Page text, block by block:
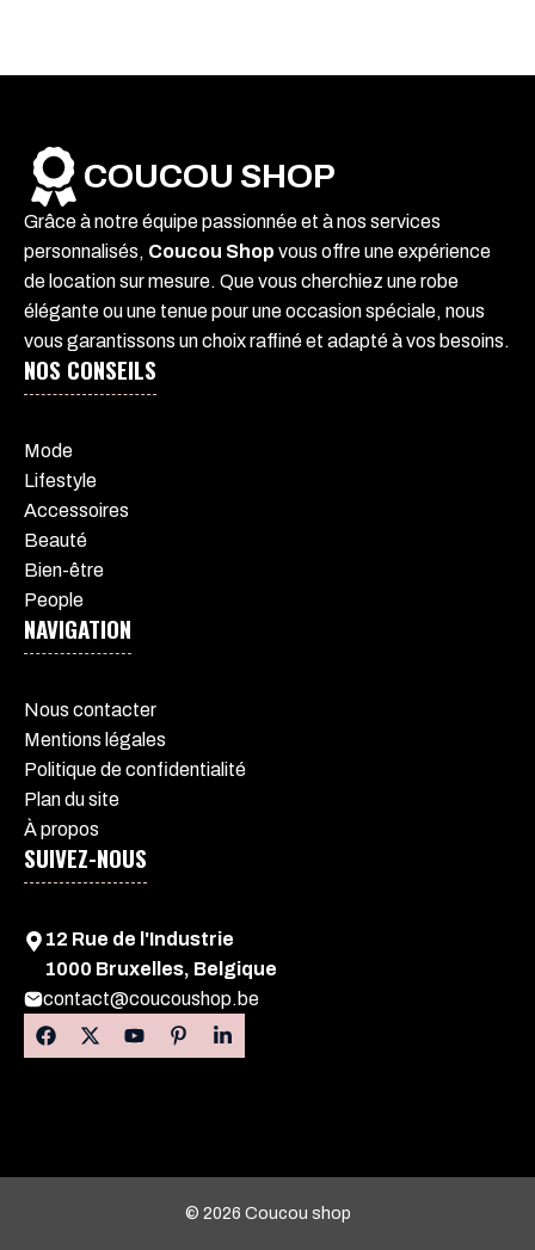
COUCOU SHOP
Grâce à notre équipe passionnée et à nos services
personnalisés, Coucou Shop vous offre une expérience
de location sur mesure. Que vous cherchiez une robe
élégante ou une tenue pour une occasion spéciale, nous
vous garantissons un choix raffiné et adapté à vos besoins.
NOS CONSEILS
Mode
Lifestyle
Accessoires
Beauté
Bien-être
People
NAVIGATION
Nous contacter
Mentions légales
Politique de confidentialité
Plan du site
À propos
SUIVEZ-NOUS
12 Rue de l'Industrie
1000 Bruxelles, Belgique
contact@coucoushop.be
© 2026 Coucou shop